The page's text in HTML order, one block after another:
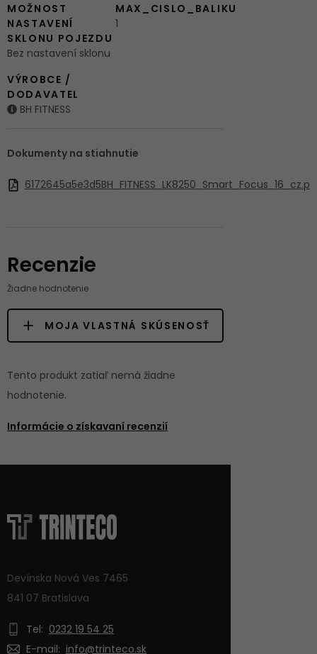
MOŽNOST
NASTAVENÍ
SKLONU POJEZDU
Bez nastavení sklonu
MAX_CISLO_BALIKU
1
VÝROBCE /
DODAVATEL
BH FITNESS
Dokumenty na stiahnutie
6172645a5e3d5BH_FITNESS_LK8250_Smart_Focus_16_cz.p
Recenzie
Žiadne hodnotenie
MOJA VLASTNÁ SKÚSENOSŤ
Tento produkt zatiaľ nemá žiadne
hodnotenie.
Informácie o získavaní recenzií
Devínska Nová Ves 7465
841 07 Bratislava
Tel: 0232 19 54 25
E-mail: info@trinteco.sk